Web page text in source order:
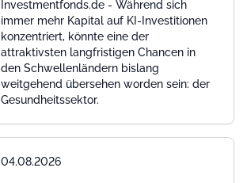
Investmentfonds.de - Während sich
immer mehr Kapital auf KI-Investitionen
konzentriert, könnte eine der
attraktivsten langfristigen Chancen in
den Schwellenländern bislang
weitgehend übersehen worden sein: der
Gesundheitssektor.
04.08.2026